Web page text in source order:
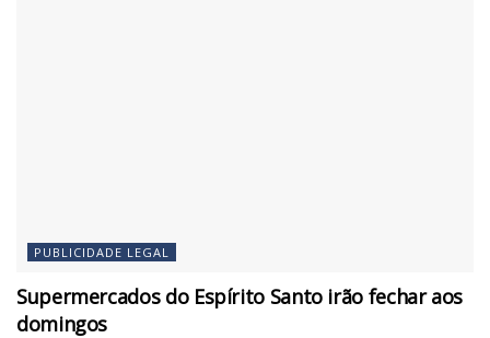
PUBLICIDADE LEGAL
Supermercados do Espírito Santo irão fechar aos
domingos